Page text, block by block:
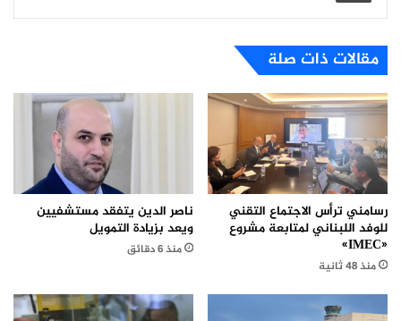
مقالات ذات صلة
رسامني ترأس الاجتماع التقني
للوفد اللبناني لمتابعة مشروع
«IMEC»
منذ 48 ثانية
ناصر الدين يتفقد مستشفيين
ويعد بزيادة التمويل
منذ 6 دقائق